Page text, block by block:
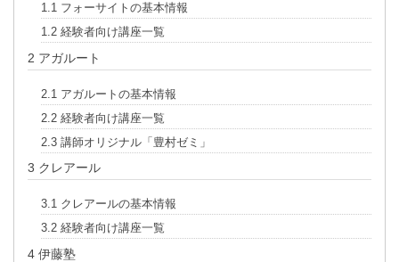
1.1 フォーサイトの基本情報
1.2 経験者向け講座一覧
2 アガルート
2.1 アガルートの基本情報
2.2 経験者向け講座一覧
2.3 講師オリジナル「豊村ゼミ」
3 クレアール
3.1 クレアールの基本情報
3.2 経験者向け講座一覧
4 伊藤塾